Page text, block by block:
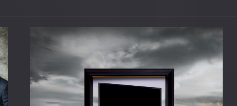
éxito
empresarial:
Lo